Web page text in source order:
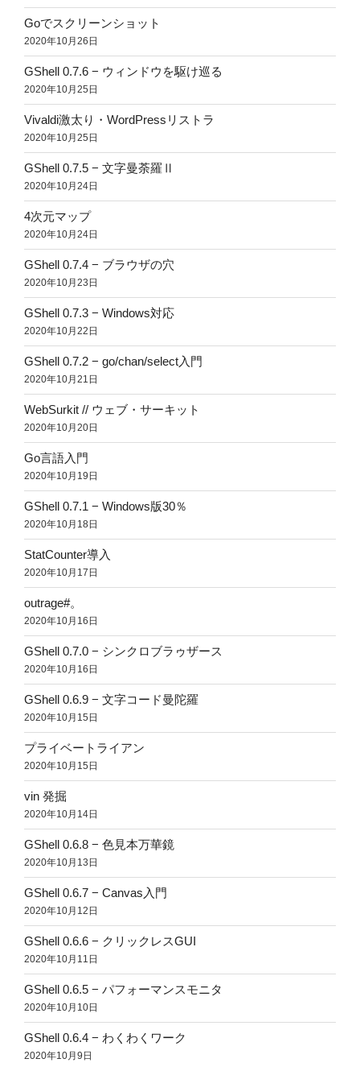
Goでスクリーンショット
2020年10月26日
GShell 0.7.6 − ウィンドウを駆け巡る
2020年10月25日
Vivaldi激太り・WordPressリストラ
2020年10月25日
GShell 0.7.5 − 文字曼荼羅Ⅱ
2020年10月24日
4次元マップ
2020年10月24日
GShell 0.7.4 − ブラウザの穴
2020年10月23日
GShell 0.7.3 − Windows対応
2020年10月22日
GShell 0.7.2 − go/chan/select入門
2020年10月21日
WebSurkit // ウェブ・サーキット
2020年10月20日
Go言語入門
2020年10月19日
GShell 0.7.1 − Windows版30％
2020年10月18日
StatCounter導入
2020年10月17日
outrage#。
2020年10月16日
GShell 0.7.0 − シンクロブラゥザース
2020年10月16日
GShell 0.6.9 − 文字コード曼陀羅
2020年10月15日
プライベートライアン
2020年10月15日
vin 発掘
2020年10月14日
GShell 0.6.8 − 色見本万華鏡
2020年10月13日
GShell 0.6.7 − Canvas入門
2020年10月12日
GShell 0.6.6 − クリックレスGUI
2020年10月11日
GShell 0.6.5 − パフォーマンスモニタ
2020年10月10日
GShell 0.6.4 − わくわくワーク
2020年10月9日